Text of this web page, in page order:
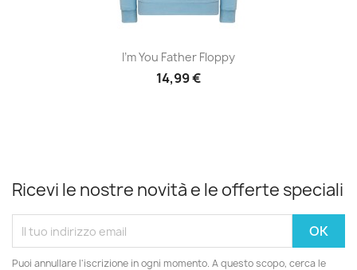
I'm You Father Floppy
14,99 €
Ricevi le nostre novità e le offerte speciali
Puoi annullare l'iscrizione in ogni momento. A questo scopo, cerca le